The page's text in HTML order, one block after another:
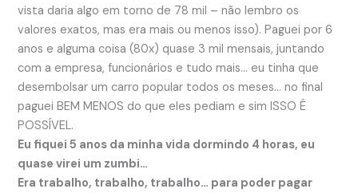
vista daria algo em torno de 78 mil – não lembro os
valores exatos, mas era mais ou menos isso). Paguei por 6
anos e alguma coisa (80x) quase 3 mil mensais, juntando
com a empresa, funcionários e tudo mais… eu tinha que
desembolsar um carro popular todos os meses… no final
paguei BEM MENOS do que eles pediam e sim ISSO É
POSSÍVEL.
Eu fiquei 5 anos da minha vida dormindo 4 horas, eu
quase virei um zumbi…
Era trabalho, trabalho, trabalho… para poder pagar